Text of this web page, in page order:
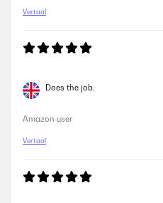
Vertaal
Does the job.
Amazon user
Vertaal